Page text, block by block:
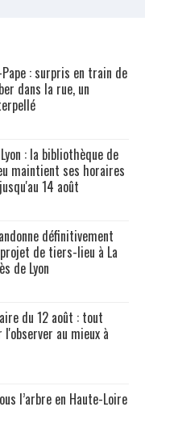
: surpris en train de
dans la rue, un
: la bibliothèque de
maintient ses horaires
14 août
définitivement
de tiers-lieu à La
de Lyon
du 12 août : tout
l'observer au mieux à
l’arbre en Haute-Loire